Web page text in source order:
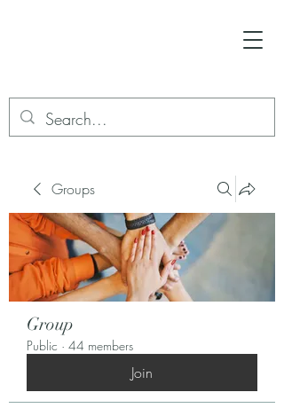
Groups
Group
Public · 44 members
Join